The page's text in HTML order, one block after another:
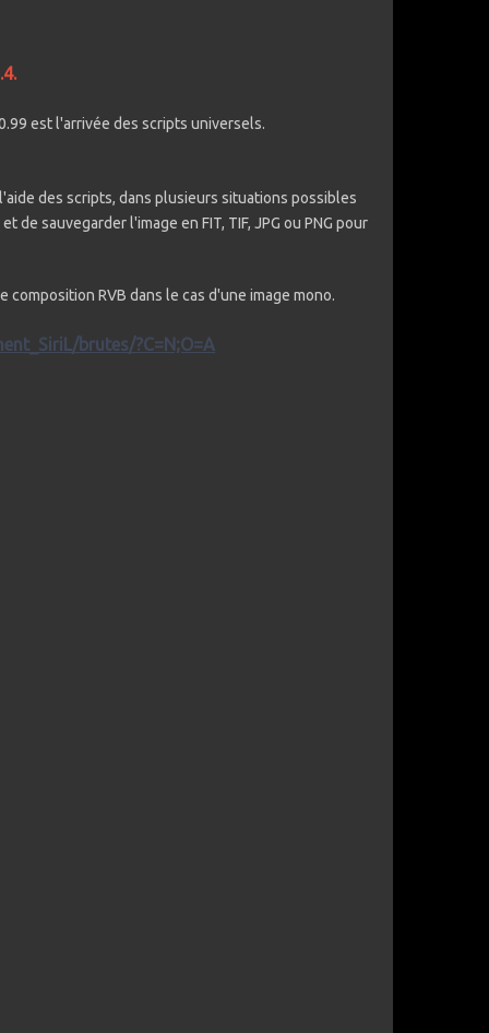
est l'arrivée des scripts universels.
des scripts, dans plusieurs situations possibles
sauvegarder l'image en FIT, TIF, JPG ou PNG pour
RVB dans le cas d'une image mono.
brutes/?C=N;O=A